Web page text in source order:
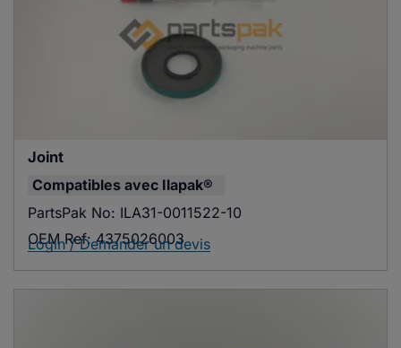
Joint
Compatibles avec Ilapak®
PartsPak No: ILA31-0011522-10
OEM Ref: 4375026003
Login / Demander un devis